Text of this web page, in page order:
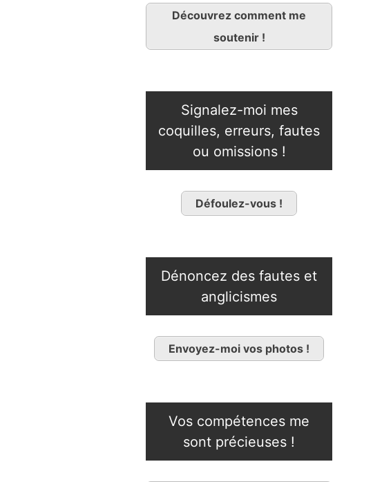
Découvrez comment me
soutenir !
Signalez-moi mes
coquilles, erreurs, fautes
ou omissions !
Défoulez-vous !
Dénoncez des fautes et
anglicismes
Envoyez-moi vos photos !
Vos compétences me
sont précieuses !